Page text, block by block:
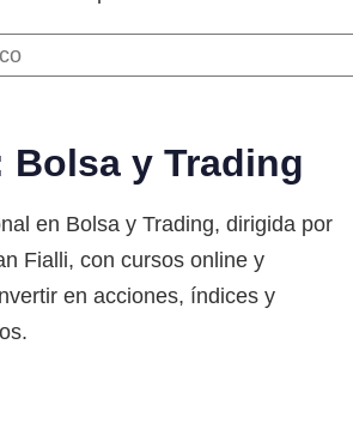
Bolsa y Trading
en Bolsa y Trading, dirigida por
Fialli, con cursos online y
en acciones, índices y